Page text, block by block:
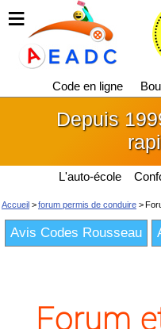
Code en ligne
Depuis
L'auto-école
Accueil >forum permis de conduire >
Avis Codes Rousseau
Forum